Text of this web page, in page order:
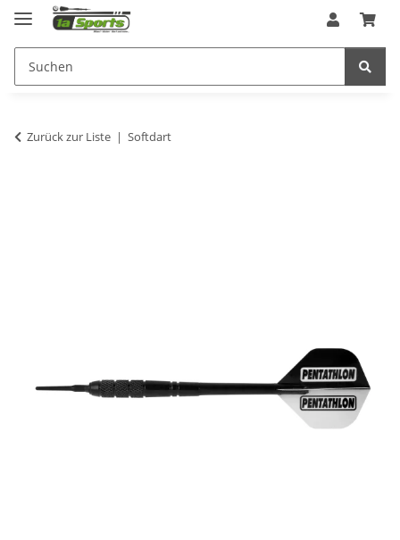
Zurück zur Liste Softdart